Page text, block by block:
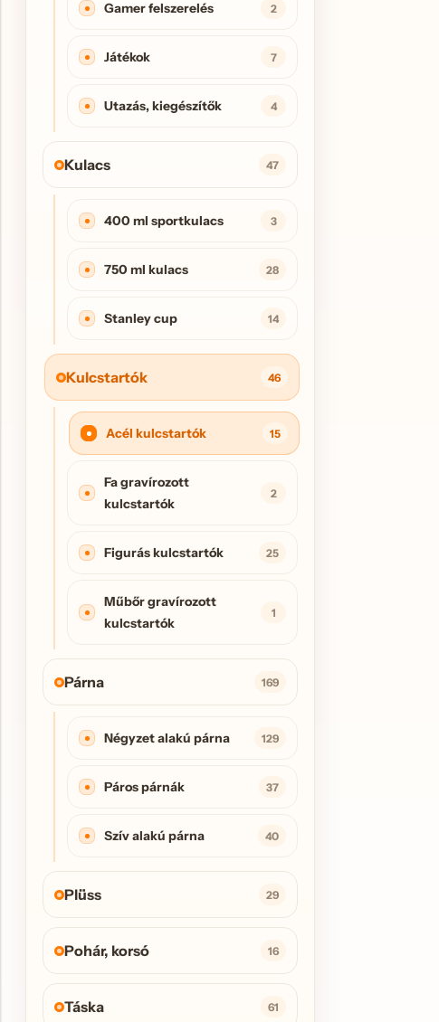
Gamer felszerelés 2
Játékok 7
Utazás, kiegészítők 4
Kulacs 47
400 ml sportkulacs 3
750 ml kulacs 28
Stanley cup 14
Kulcstartók 46
Acél kulcstartók 15
Fa gravírozott
kulcstartók
2
Figurás kulcstartók 25
Műbőr gravírozott
kulcstartók
1
Párna 169
Négyzet alakú párna 129
Páros párnák 37
Szív alakú párna 40
Plüss 29
Pohár, korsó 16
Táska 61